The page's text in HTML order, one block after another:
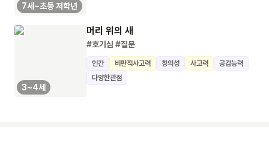
7세~초등 저학년
3~4세
머리 위의 새
#호기심 #질문
인간 비판적사고력 창의성 사고력
공감능력
다양한관점